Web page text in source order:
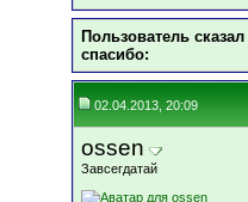
Пользователь сказал
cпасибо:
02.04.2013, 20:09
ossen
Завсегдатай